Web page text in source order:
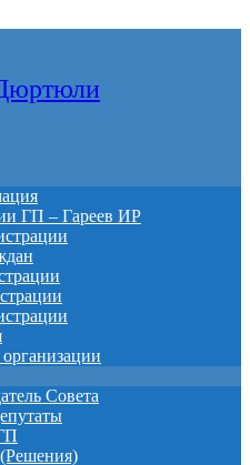
ГП – Гареев ИР
Совета